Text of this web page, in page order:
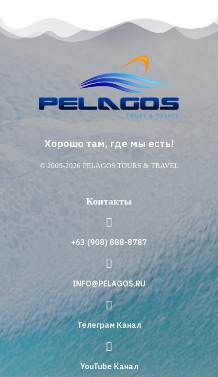
Хорошо там, где мы есть!
© 2009-2026 PELAGOS TOURS & TRAVEL
Контакты
+63 (908) 888-8787
INFO@PELAGOS.RU
Телеграм Канал
YouTube Канал